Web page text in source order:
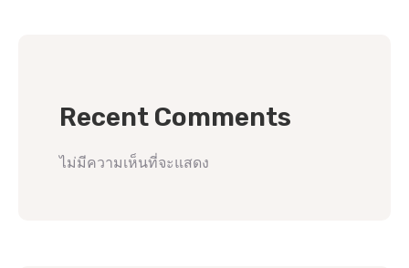
Recent Comments
ไม่มีความเห็นที่จะแสดง